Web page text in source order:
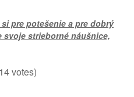
pre potešenie a pre dobrý
strieborné náušnice,
votes)